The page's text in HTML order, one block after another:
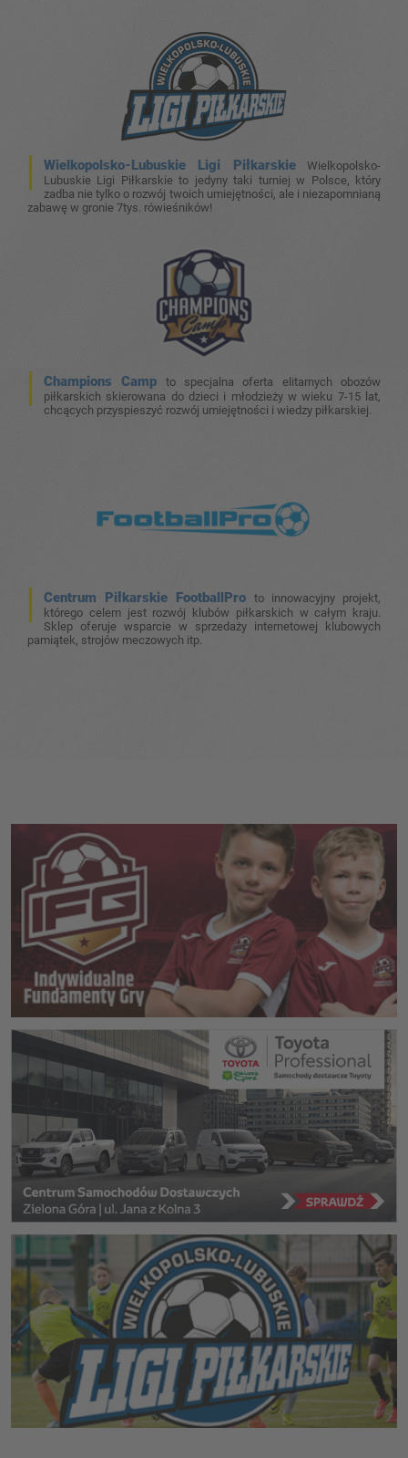
Wielkopolsko-Lubuskie Ligi PiłkarskieWielkopolsko-
Lubuskie Ligi Piłkarskie to jedyny taki turniej w Polsce, który
zadba nie tylko o rozwój twoich umiejętności, ale i niezapomnianą
zabawę w gronie 7tys. rówieśników!
Champions Camp to specjalna oferta elitarnych obozów
piłkarskich skierowana do dzieci i młodzieży w wieku 7-15 lat,
chcących przyspieszyć rozwój umiejętności i wiedzy piłkarskiej.
Centrum Piłkarskie FootballPro to innowacyjny projekt,
którego celem jest rozwój klubów piłkarskich w całym kraju.
Sklep oferuje wsparcie w sprzedaży internetowej klubowych
pamiątek, strojów meczowych itp.